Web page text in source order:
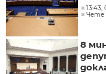
13:43,
Чете
8